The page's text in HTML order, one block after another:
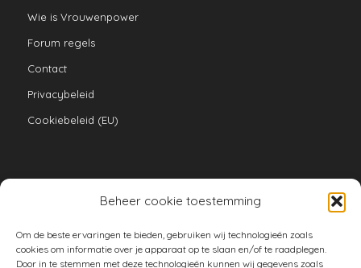
Beheer cookie toestemming
Om de beste ervaringen te bieden, gebruiken wij technologieën zoals
cookies om informatie over je apparaat op te slaan en/of te raadplegen.
Door in te stemmen met deze technologieën kunnen wij gegevens zoals
Wie is Vrouwenpower
Forum regels
Contact
Privacybeleid
Cookiebeleid (EU)
armoe keuken